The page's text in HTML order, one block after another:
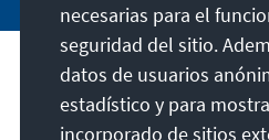
Dirección
necesarias para el
seguridad del sitio.
datos de usuarios
estadístico y para
incorporado de sitios